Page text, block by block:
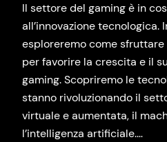
Il settore del gaming è in
all’innovazione
esploreremo come
per favorire la crescita e il
gaming. Scopriremo le
stanno rivoluzionando il
virtuale e aumentata, il
l’intelligenza artificiale.…